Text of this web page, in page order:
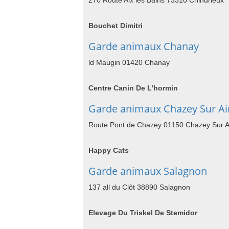
Bouchet Dimitri
Garde animaux Chanay
ld Maugin 01420 Chanay
Centre Canin De L'hormin
Garde animaux Chazey Sur
Route Pont de Chazey 01150 Chazey Sur
Happy Cats
Garde animaux Salagnon
137 all du Clôt 38890 Salagnon
Elevage Du Triskel De Stemidor